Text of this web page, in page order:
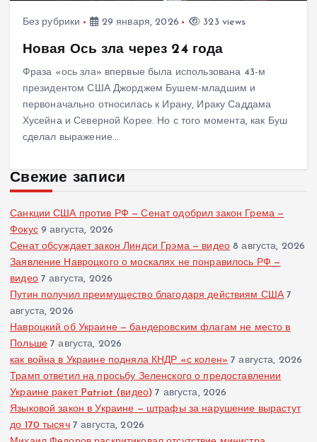
Без рубрики 29 января, 2026 323 views
Новая Ось зла через 24 года
Фраза «ось зла» впервые была использована 43-м
президентом США Джорджем Бушем-младшим и
первоначально относилась к Ирану, Ираку Саддама
Хусейна и Северной Корее. Но с того момента, как Буш
сделал выражение…
Свежие записи
Санкции США против РФ — Сенат одобрил закон Грема —
Фокус 9 августа, 2026
Сенат обсуждает закон Линдси Грэма — видео 8 августа, 2026
Заявление Навроцкого о москалях не понравилось РФ —
видео 7 августа, 2026
Путин получил преимущество благодаря действиям США 7
августа, 2026
Навроцкий об Украине — бандеровским флагам не место в
Польше 7 августа, 2026
как война в Украине подняла КНДР «с колен» 7 августа, 2026
Трамп ответил на просьбу Зеленского о предоставлении
Украине ракет Patriot (видео) 7 августа, 2026
Языковой закон в Украине — штрафы за нарушение вырастут
до 170 тысяч 7 августа, 2026